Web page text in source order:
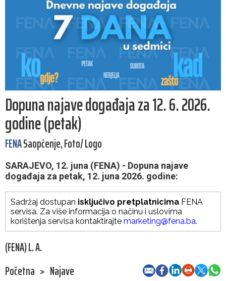
Dopuna najave događaja za 12. 6. 2026.
godine (petak)
FENASaopćenje, Foto/ Logo
SARAJEVO, 12. juna (FENA) - Dopuna najave
događaja za petak, 12. juna 2026. godine:
Sadržaj dostupan isključivo pretplatnicima FENA
servisa. Za više informacija o načinu i uslovima
korištenja servisa kontaktirajte marketing@fena.ba.
(FENA) L. A.
Početna > Najave